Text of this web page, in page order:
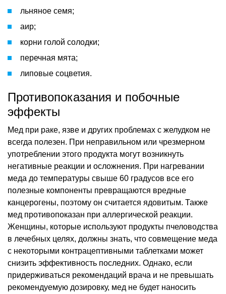
льняное семя;
аир;
корни голой солодки;
перечная мята;
липовые соцветия.
Противопоказания и побочные
эффекты
Мед при раке, язве и других проблемах с желудком не
всегда полезен. При неправильном или чрезмерном
употреблении этого продукта могут возникнуть
негативные реакции и осложнения. При нагревании
меда до температуры свыше 60 градусов все его
полезные компоненты превращаются вредные
канцерогены, поэтому он считается ядовитым. Также
мед противопоказан при аллергической реакции.
Женщины, которые используют продукты пчеловодства
в лечебных целях, должны знать, что совмещение меда
с некоторыми контрацептивными таблетками может
снизить эффективность последних. Однако, если
придерживаться рекомендаций врача и не превышать
рекомендуемую дозировку, мед не будет наносить